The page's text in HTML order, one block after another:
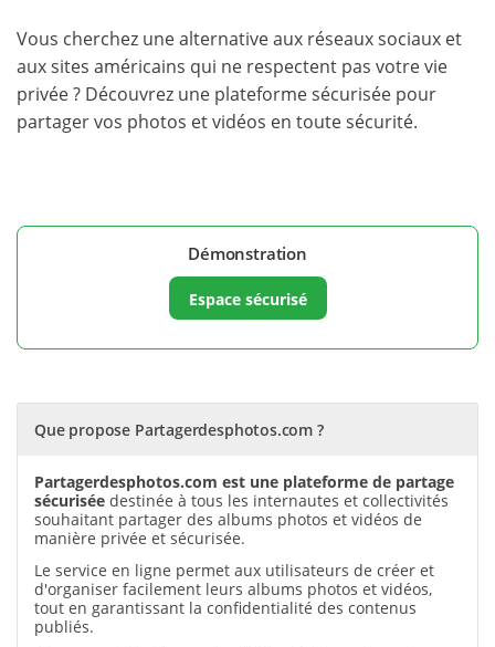
Vous cherchez une alternative aux réseaux sociaux et
aux sites américains qui ne respectent pas votre vie
privée ? Découvrez une plateforme sécurisée pour
partager vos photos et vidéos en toute sécurité.
Démonstration
Espace sécurisé
Que propose Partagerdesphotos.com ?
Partagerdesphotos.com est une plateforme de partage
sécurisée destinée à tous les internautes et collectivités
souhaitant partager des albums photos et vidéos de
manière privée et sécurisée.
Le service en ligne permet aux utilisateurs de créer et
d'organiser facilement leurs albums photos et vidéos,
tout en garantissant la confidentialité des contenus
publiés.